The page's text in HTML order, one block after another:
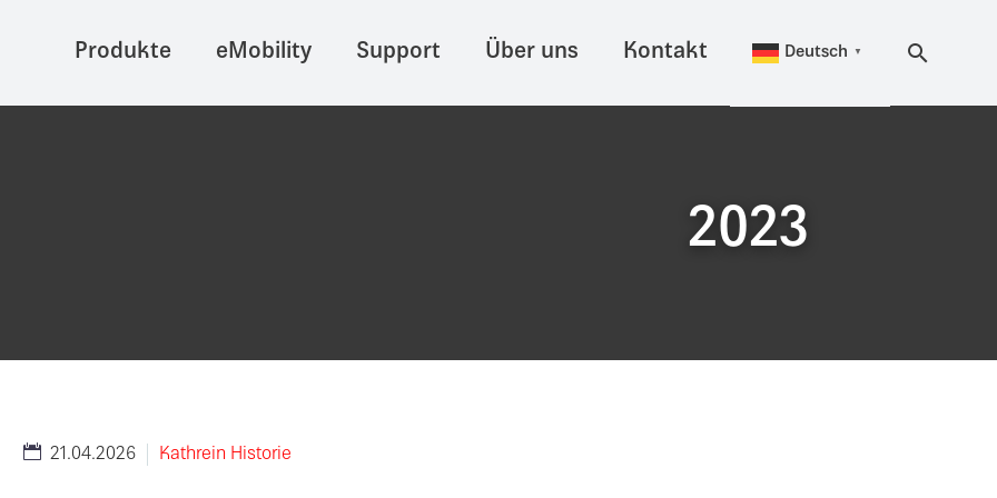
Produkte eMobility Support Über uns Kontakt Deutsch ▼
2023
21.04.2026 Kathrein Historie